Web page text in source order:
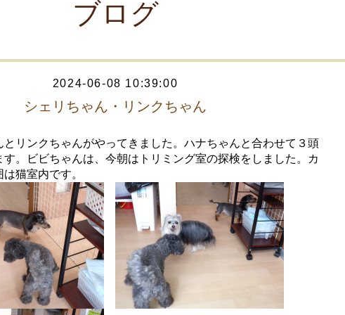
ブログ
2024-06-08 10:39:00
シェリちゃん・リンクちゃん
とリンクちゃんがやってきました。ハナちゃんと合わせて３頭
す。ビビちゃんは、今朝はトリミング室の探検をしました。カ
猫室内です。